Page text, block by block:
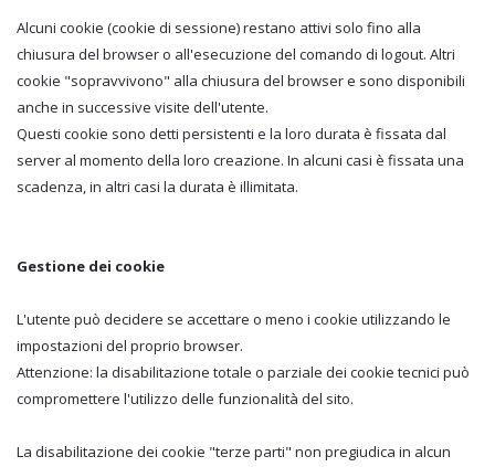
Alcuni cookie (cookie di sessione) restano attivi solo fino alla
chiusura del browser o all'esecuzione del comando di logout. Altri
cookie "sopravvivono" alla chiusura del browser e sono disponibili
anche in successive visite dell'utente.
Questi cookie sono detti persistenti e la loro durata è fissata dal
server al momento della loro creazione. In alcuni casi è fissata una
scadenza, in altri casi la durata è illimitata.
Gestione dei cookie
L'utente può decidere se accettare o meno i cookie utilizzando le
impostazioni del proprio browser.
Attenzione: la disabilitazione totale o parziale dei cookie tecnici può
compromettere l'utilizzo delle funzionalità del sito.
La disabilitazione dei cookie "terze parti" non pregiudica in alcun